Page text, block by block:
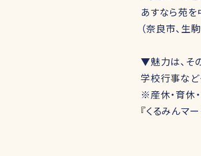
あすなら苑を
（奈良市、生
▼魅力は、そ
学校行事など
※産休・育休
『くるみんマ